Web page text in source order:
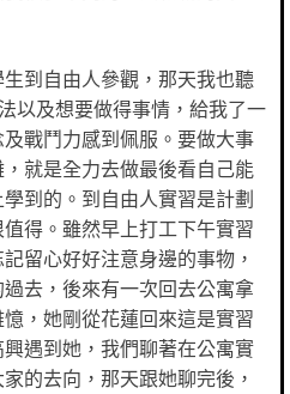
到自由人參觀，那天我也聽
以及想要做得事情，給我了一
戰鬥力感到佩服。要做大事
就是全力去做最後看自己能
到的。到自由人實習是計劃
得。雖然早上打工下午實習
留心好好注意身邊的事物，
去，後來有一次回去公寓拿
，她剛從花蓮回來這是實習
遇到她，我們聊著在公寓實
的去向，那天跟她聊完後，